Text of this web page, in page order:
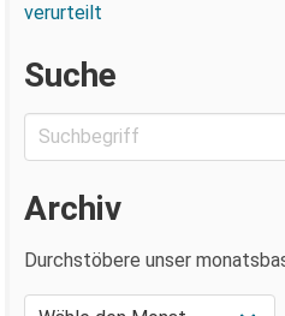
verurteilt
Suche
Archiv
Durchstöbere unser